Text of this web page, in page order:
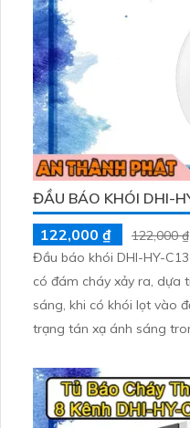
ĐẦU BÁO KHÓI DHI-
122,000 ₫
122,000 ₫
Đầu báo khói DHI-HY-
có đám cháy xảy ra, dựa
sáng, khi có khói lọt vào
trạng tán xạ ánh sáng